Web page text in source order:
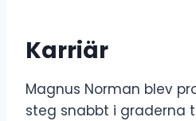
Karriär
Magnus Norman blev
steg snabbt i graderna